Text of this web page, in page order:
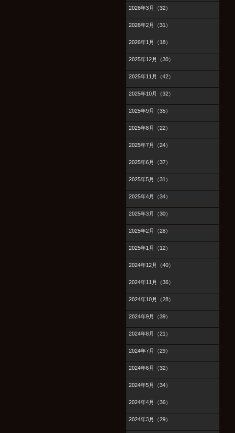
2026年3月（32）
2026年2月（31）
2026年1月（18）
2025年12月（30）
2025年11月（42）
2025年10月（32）
2025年9月（35）
2025年8月（22）
2025年7月（24）
2025年6月（37）
2025年5月（31）
2025年4月（34）
2025年3月（30）
2025年2月（28）
2025年1月（12）
2024年12月（40）
2024年11月（36）
2024年10月（28）
2024年9月（39）
2024年8月（21）
2024年7月（29）
2024年6月（32）
2024年5月（34）
2024年4月（36）
2024年3月（29）